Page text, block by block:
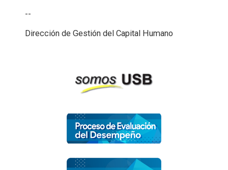
--
Dirección de Gestión del Capital Humano